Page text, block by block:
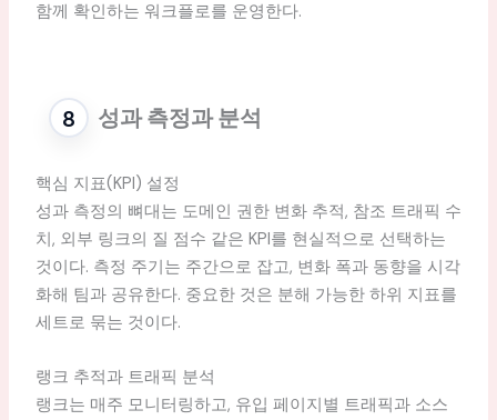
함께 확인하는 워크플로를 운영한다.
성과 측정과 분석
핵심 지표(KPI) 설정
성과 측정의 뼈대는 도메인 권한 변화 추적, 참조 트래픽 수
치, 외부 링크의 질 점수 같은 KPI를 현실적으로 선택하는
것이다. 측정 주기는 주간으로 잡고, 변화 폭과 동향을 시각
화해 팀과 공유한다. 중요한 것은 분해 가능한 하위 지표를
세트로 묶는 것이다.
랭크 추적과 트래픽 분석
랭크는 매주 모니터링하고, 유입 페이지별 트래픽과 소스